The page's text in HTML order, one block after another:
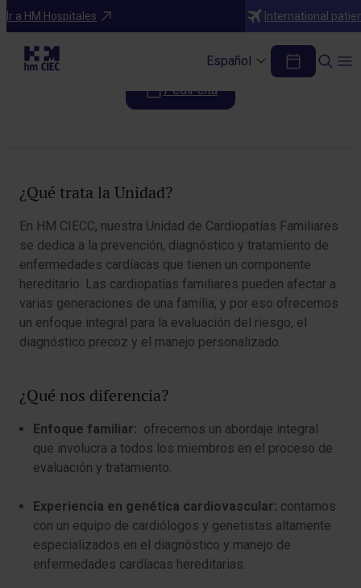
Ir a HM Hospitales International
Español
Unidades transversales
Unidad de Cardiopatías Familiares
Pedir cita
¿Qué trata la Unidad?
En HM CIECC, nuestra Unidad de Cardiopatías Familiares
se dedica a la prevención, diagnóstico y tratamiento de
enfermedades cardíacas que tienen un componente
hereditario. Las cardiopatías familiares pueden afectar a
varias generaciones de una familia, y por eso ofrecemos
un enfoque integral para la evaluación del riesgo, el
diagnóstico precoz y el manejo personalizado.
¿Qué nos diferencia?
Enfoque familiar: ofrecemos un abordaje integral
que involucra a todos los miembros en el proceso de
evaluación y tratamiento.
Experiencia en genética cardiovascular: contamos
con un equipo de cardiólogos y genetistas altamente
especializados en el diagnóstico y manejo de
enfermedades cardíacas hereditarias.